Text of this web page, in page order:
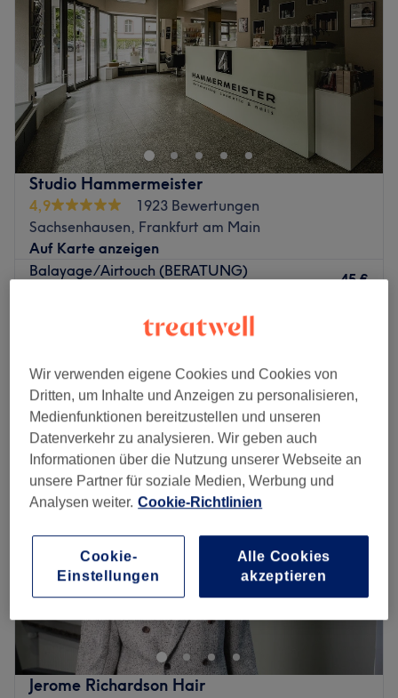
Studio Hammermeister
4,9
1923 Bewertungen
Sachsenhausen, Frankfurt am Main
Auf Karte anzeigen
Balayage/Airtouch (BERATUNG)
45 €
Balayage/Airtoch (
Schnellansicht Saloninfos
Montag
Geschlossen
Dienstag
09:00–19:00
Mittwoch
09:00–19:00
Donnerstag
09:00– 19:00
Freitag
Bist du auf der Suche nach einem Friseursalon, bei dem
Liebe und Leidenschaft arbeitet? Dann bist du bei Studio
Hammermeister in der Frankfurter Gartenstraße 92, nur
unweit vom Schweizer Platz entfernt, genau richtig.
Überzeuge dich am besten selbst und buche deinen
Jerome Richardson Hair
Wir verwenden eigene Cookies und Cookies von
Dritten, um Inhalte und Anzeigen zu personalisieren,
Medienfunktionen bereitzustellen und unseren
Datenverkehr zu analysieren. Wir geben auch
Informationen über die Nutzung unserer Webseite an
unsere Partner für soziale Medien, Werbung und
Analysen weiter. Cookie-Richtlinien
Cookie-
Einstellungen
Alle Cookies
akzeptieren